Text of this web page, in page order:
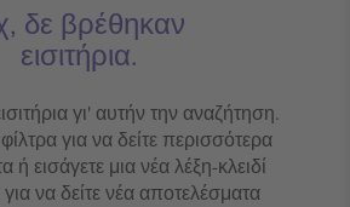
δε βρέθηκαν
εισιτήρια.
γι' αυτήν την αναζήτηση.
για να δείτε περισσότερα
ή εισάγετε μια νέα λέξη-κλειδί
να δείτε νέα αποτελέσματα